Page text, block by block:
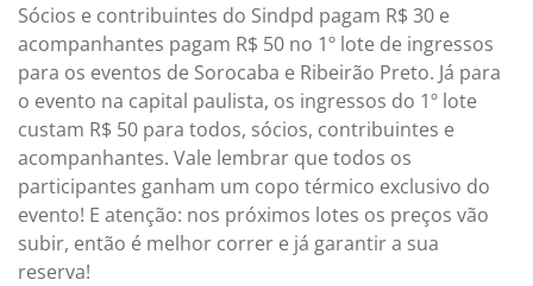
Sócios e contribuintes do Sindpd pagam R$ 30 e
acompanhantes pagam R$ 50 no 1º lote de ingressos
para os eventos de Sorocaba e Ribeirão Preto. Já para
o evento na capital paulista, os ingressos do 1º lote
custam R$ 50 para todos, sócios, contribuintes e
acompanhantes. Vale lembrar que todos os
participantes ganham um copo térmico exclusivo do
evento! E atenção: nos próximos lotes os preços vão
subir, então é melhor correr e já garantir a sua
reserva!